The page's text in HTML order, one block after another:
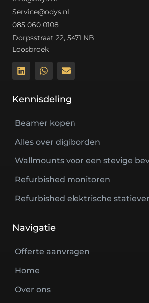
Service@odys.nl
085 060 0108
Dorpsstraat 22, 5471 NB
Loosbroek
Kennisdeling
Beamer kopen
Alles over digiborden
Wallmounts voor een stevige
Refurbished monitoren
Refurbished elektrische
Navigatie
Offerte aanvragen
Home
Over ons